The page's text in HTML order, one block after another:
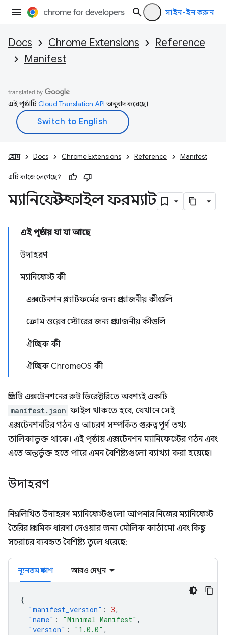
সাইন-ইন করুন
Docs Chrome Extensions
Reference
Manifest
এই পৃষ্ঠাটিCloud Translation APIঅনুবাদ করেছে।
হোম Docs Chrome Extensions Reference Manifest
এটি কাজে লেগেছে?
ম্যানিফেস্ট ফাইল ফরম্যাট
এই পৃষ্ঠায় যা যা আছে
উদাহরণ
ম্যানিফেস্ট কী
এক্সটেনশন প্ল্যাটফর্মের জন্য প্রয়োজনীয় কীগুলি
ক্রোম ওয়েব স্টোরের জন্য প্রয়োজনীয় কীগুলি
ঐচ্ছিক কী
ঐচ্ছিক ChromeOS কী
প্রতিটি এক্সটেনশনের রুট ডিরেক্টরিতে অবশ্যই একটি
manifest.json ফাইল থাকতে হবে, যেখানে সেই
এক্সটেনশনটির গঠন ও আচরণ সম্পর্কিত গুরুত্বপূর্ণ তথ্য
তালিকাভুক্ত থাকে। এই পৃষ্ঠায় এক্সটেনশন ম্যানিফেস্টের গঠন এবং
এতে অন্তর্ভুক্ত হতে পারে এমন বৈশিষ্ট্যগুলো ব্যাখ্যা করা হয়েছে।
উদাহরণ
নিম্নলিখিত উদাহরণ ম্যানিফেস্টগুলো আপনার নিজের ম্যানিফেস্ট
তৈরির প্রাথমিক ধারণা দেওয়ার জন্য মৌলিক কাঠামো এবং কিছু
সচরাচর ব্যবহৃত বৈশিষ্ট্য তুলে ধরেছে:
ন্যূনতম প্রকাশ আরও দেখুন
{
"manifest_version" : 3,
"name" : "Minimal Manifest" ,
"version" : "1.0.0" ,